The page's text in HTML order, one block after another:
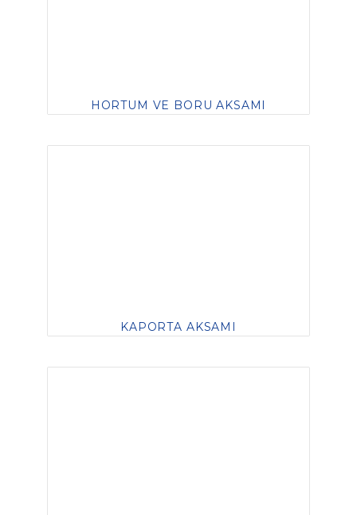
HORTUM VE BORU AKSAMI
KAPORTA AKSAMI